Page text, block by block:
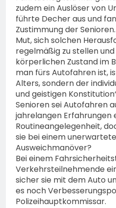
zudem ein Auslöser von
führte Decher aus und
Zustimmung der
Mut, sich solchen
regelmäßig zu stellen
körperlichen Zustand im
man fürs Autofahren ist,
Alters, sondern der
und geistigen
Senioren sei Autofahren
jahrelangen Erfahrungen
Routineangelegenheit,
sie bei einem
Ausweichmanöver?
Bei einem
Verkehrsteilnehmende
sicher sie mit dem Auto
es noch
Polizeihauptkommissar.